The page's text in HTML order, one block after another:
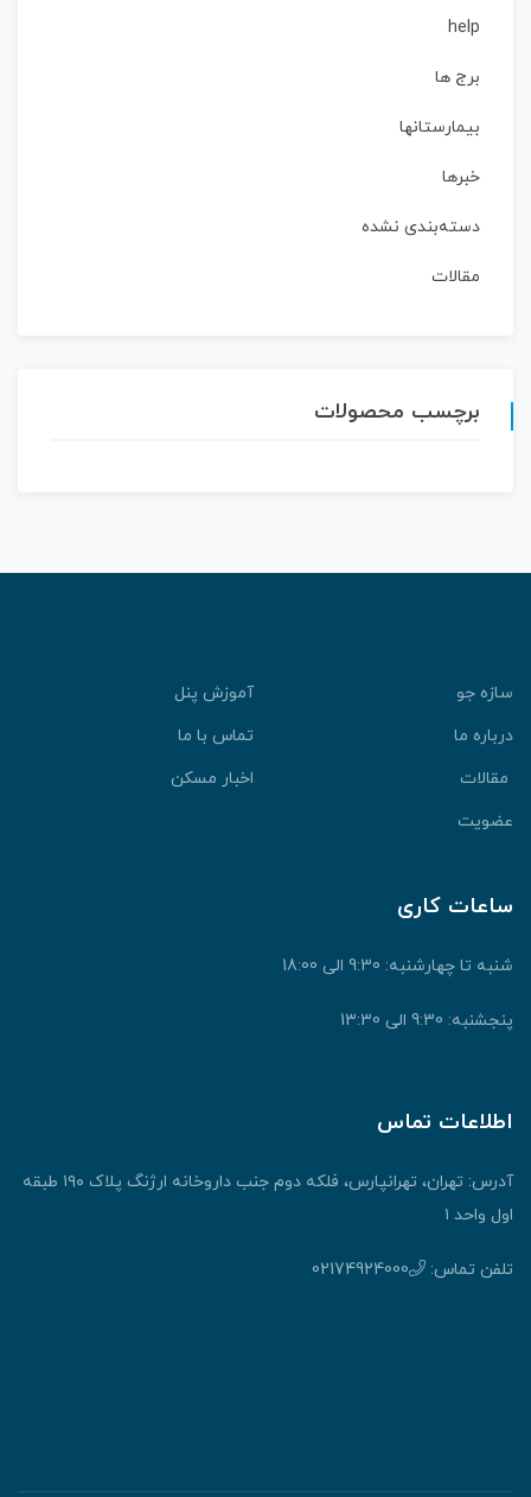
help
برج ها
بیمارستانها
خبرها
دسته‌بندی نشده
مقالات
برچسب محصولات
سازه جو
آموزش پنل
درباره ما
تماس با ما
مقالات
اخبار مسکن
عضویت
ساعات کاری
شنبه تا چهارشنبه: 9:30 الی 18:00
پنجشنبه: 9:30 الی 13:30
اطلاعات تماس
آدرس: تهران، تهرانپارس، فلکه دوم جنب داروخانه ارژنگ پلاک ۱۹۰ طبقه
اول واحد ۱
تلفن تماس: 02174924000